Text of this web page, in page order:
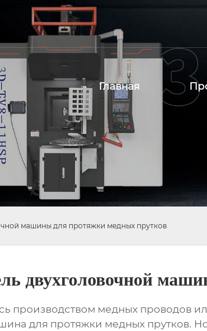
Главная
машины для протяжки медных прутков
двухголовочной
производством медных проводов
для протяжки медных прутков.